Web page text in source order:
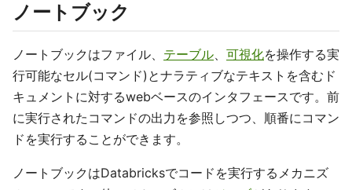
ノートブック
ノートブックはファイル、 テーブル、 可視化を操作する実
行可能なセル(コマンド)とナラティブなテキストを含むド
キュメントに対するwebベースのインタフェースです。前
に実行されたコマンドの出力を参照しつつ、順番にコマン
ドを実行することができます。
ノートブックはDatabricksでコードを実行するメカニズ